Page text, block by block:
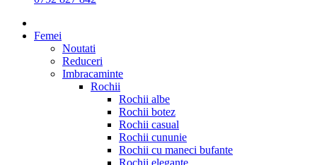
Femei
Noutati
Reduceri
Imbracaminte
Rochii
Rochii albe
Rochii botez
Rochii casual
Rochii cununie
Rochii cu maneci bufante
Rochii elegante